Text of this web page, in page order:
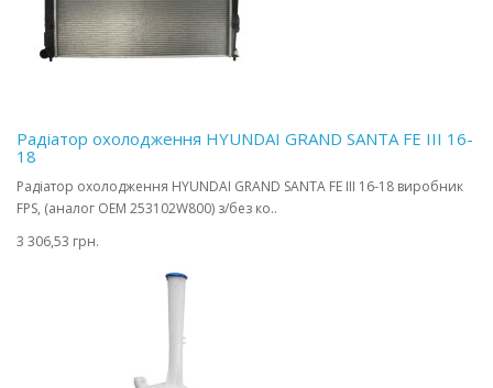
Радіатор охолодження HYUNDAI GRAND SANTA FE III 16-
18
Радіатор охолодження HYUNDAI GRAND SANTA FE III 16-18 виробник
FPS, (аналог OEM 253102W800) з/без ко..
3 306,53 грн.